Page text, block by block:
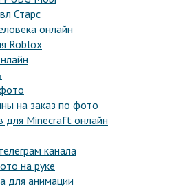
Старс
онлайн
Roblox
на заказ по фото
для Minecraft онлайн
канала
на руке
для анимации